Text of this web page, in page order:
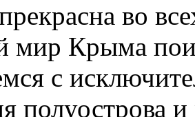
во
мир Крыма
с
полуострова